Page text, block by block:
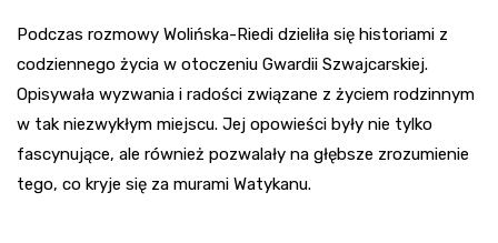
Podczas rozmowy Wolińska-Riedi dzieliła się historiami z
codziennego życia w otoczeniu Gwardii Szwajcarskiej.
Opisywała wyzwania i radości związane z życiem rodzinnym
w tak niezwykłym miejscu. Jej opowieści były nie tylko
fascynujące, ale również pozwalały na głębsze zrozumienie
tego, co kryje się za murami Watykanu.